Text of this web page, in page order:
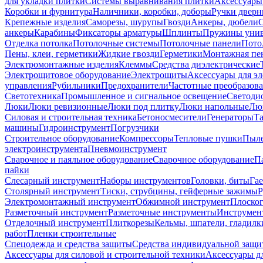
Коробки и фурнитураНаличники, коробки, доборыРучки
Крепежные изделияСаморезы, шурупыГвоздиАнкеры, дюбели
анкерыКарабиныФиксаторы арматурыШплинтыПружины
Отделка потолкаПотолочные системыПотолочные панели
Пены, клеи, герметикиЖидкие гвоздиГерметикиМонтажная
Электромонтажные изделияКлеммыСредства диэлектрические
Электрощитовое оборудованиеЭлектрощитыАксессуары для
управленияРубильникиПредохранителиЧастотные
СветотехникаПромышленное и сигнальное освещение
ЛюкиЛюки ревизионныеЛюки под плиткуЛюки напольные
Силовая и строительная техникаБетоносмесителиГенераторы
машиныГидроинструментПогрузчики
Строительное оборудованиеКомпрессорыТепловые пушки
электроинструментаПневмоинструмент
Сварочное и паяльное оборудованиеСварочное оборудование
пайки
Слесарный инструментНаборы инструментовГоловки, биты
Столярный инструментТиски, струбцины, гейферные зажимы
Электромонтажный инструментОбжимной инструмент
Разметочный инструментРазметочные инструменты
Отделочный инструментПлиткорезыКельмы, шпатели,
работПленки строительные
Спецодежда и средства защитыСредства индивидуальной
Аксессуары для силовой и строительной техникиАксессуары